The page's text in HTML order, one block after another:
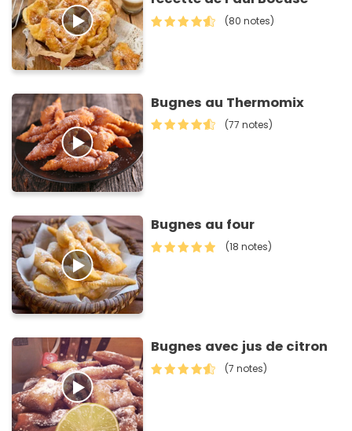
(80 notes)
Bugnes au Thermomix
(77 notes)
Bugnes au four
(18 notes)
Bugnes avec jus de citron
(7 notes)